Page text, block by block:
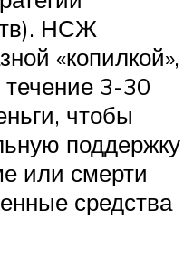
НСЖ
«копилкой»,
течение 3-30
чтобы
поддержку
или смерти
средства